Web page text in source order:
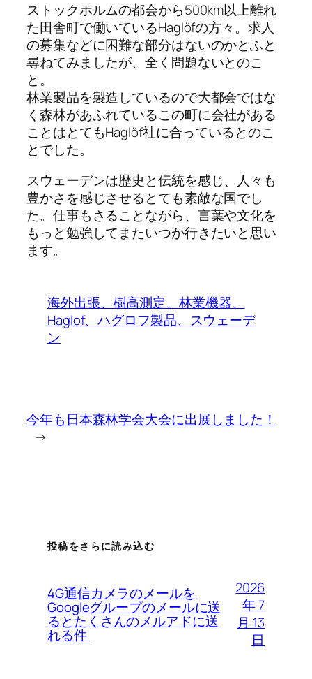
ストックホルムの都会から500km以上離れ
た田舎町で働いているHaglöfの方々。求人
の募集などに困難な部分はないのかとふと
尋ねてみましたが、全く問題ないとのこ
と。
林業製品を製造しているので大都会ではな
く森林があふれているこの町に会社がある
ことはとてもHaglöf社に合っているとのこ
とでした。
スウェーデンは歴史と伝統を感じ、人々も
豊かさを感じさせるとても素敵な国でし
た。仕事もさることながら、言葉や文化を
もっと勉強してまたいつか行きたいと思い
ます。
海外出張、樹高測定、林業機器、
Haglof、ハグロフ製品、スウェーデ
ン
今年も日本森林学会大会に出展しました！
→
投稿をさらに読み込む
4G通信カメラのメールを
Googleグループのメールに送
るとたくさんのメルアドに送
れる件
2026
年 7
月 13
日